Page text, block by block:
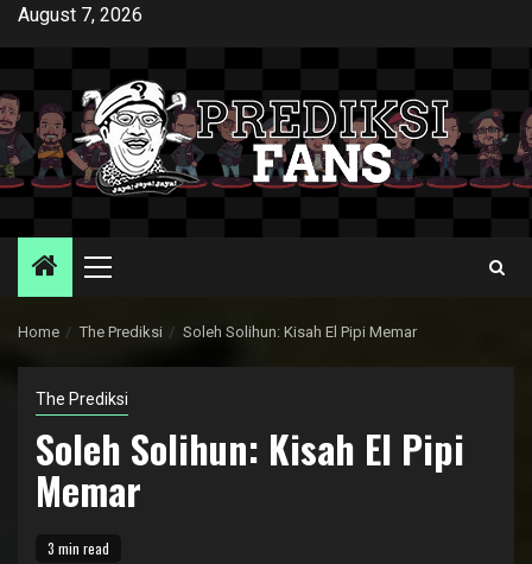
SkipAugust 7, 2026
Primary
Home The Prediksi Soleh Solihun: Kisah El Pipi Memar
The Prediksi
Soleh Solihun: Kisah El Pipi
Memar
3 min read